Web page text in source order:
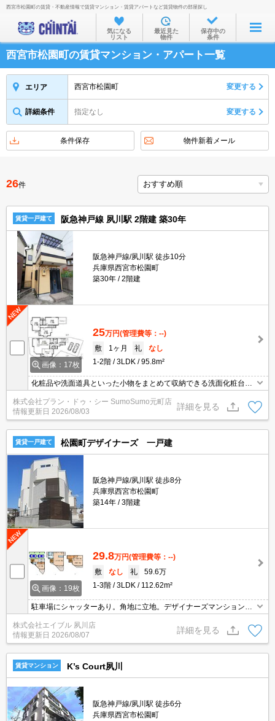
お部屋を探す
沿線・駅から
住所から
物件特集から
不動産会社から
TOP
西宮市松園町の賃貸・不動産情報で賃貸マンション・賃貸アパートなど賃貸物件の部屋探し
気になる
リスト
最近見た
物件
保存中の
条件
西宮市松園町の賃貸マンション・アパート一覧
エリア 西宮市松園町 変更する
詳細条件 指定なし 変更する
条件保存 物件新着メール
26件
賃貸一戸建て 阪急神戸線 夙川駅 2階建 築30年
阪急神戸線/夙川駅 徒歩10分
兵庫県西宮市松園町
築30年
2階建
画像：17枚
25万円(管理費等：--)
敷
1ヶ月 礼
なし
1-2階
3LDK 95.8m²
化粧品や洗面道具といった小物をまとめて収納できる洗面化粧台が
付いております。収納はシューズボックス・クロゼットなど豊富な
ので、衣類や履き物の整理がしやすく便利です。来客時にはTVイン
ターホンで訪問者の顔を確認することがきるので防犯対策につなが
ります。共用部には敷地内ごみ置き場・バイク置場などが揃ってお
ります。
株式会社プラン・ドゥ・シー SumoSumo元町店
情報更新日 2026/08/03
詳細を見る
賃貸一戸建て 松園町デザイナーズ 一戸建
阪急神戸線/夙川駅 徒歩8分
兵庫県西宮市松園町
築14年
3階建
画像：19枚
29.8万円(管理費等：--)
敷
なし 礼
59.6万
1-3階
3LDK 112.62m²
駐車場にシャッターあり。角地に立地。デザイナーズマンションを
ご希望の方に。駐車場2台分無料。築年数を重視したい方に。1年未
満で解約の場合は、家賃1ヶ月分の違約金。ぜひお問い合わせくだ
さい!。
株式会社エイブル 夙川店
情報更新日 2026/08/07
詳細を見る
賃貸マンション K’s Court夙川
阪急神戸線/夙川駅 徒歩6分
兵庫県西宮市松園町